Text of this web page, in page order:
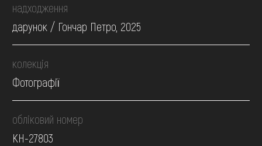
надходження
дарунок / Гончар Петро, 2025
колекція
Фотографії
обліковий номер
КН-27803